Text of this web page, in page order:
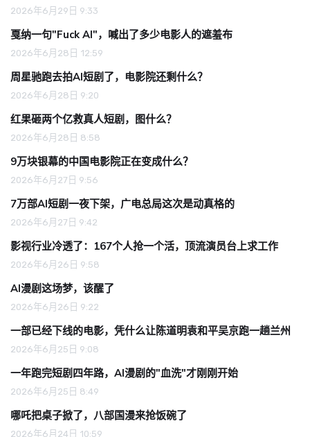
2026年6月29日 9:33
戛纳一句"Fuck AI"，喊出了多少电影人的遮羞布
2026年6月28日 12:59
周星驰跑去拍AI短剧了，电影院还剩什么？
2026年6月28日 9:20
红果砸两个亿救真人短剧，图什么？
2026年6月28日 8:58
9万块银幕的中国电影院正在变成什么？
2026年6月27日 9:56
7万部AI短剧一夜下架，广电总局这次是动真格的
2026年6月27日 9:42
影视行业冷透了：167个人抢一个活，顶流演员台上求工作
2026年6月26日 9:58
AI漫剧这场梦，该醒了
2026年6月26日 9:22
一部已经下线的电影，凭什么让陈道明袁和平吴京跑一趟兰州
2026年6月25日 9:08
一年跑完短剧四年路，AI漫剧的"血洗"才刚刚开始
2026年6月25日 8:49
哪吒把桌子掀了，八部国漫来抢饭碗了
2026年6月24日 10:59